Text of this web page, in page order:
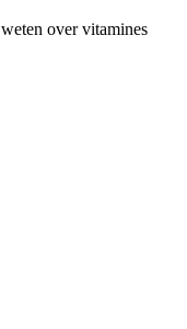
over vitamines